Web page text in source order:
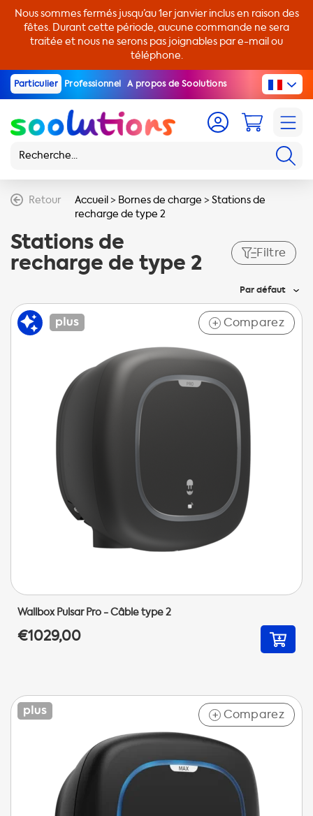
Nous sommes fermés jusqu’au 1er janvier inclus en raison des
fêtes. Durant cette période, aucune commande ne sera
traitée et nous ne serons pas joignables par e-mail ou
téléphone.
Particulier Professionnel A propos de Soolutions
Retour Accueil> Bornes de charge >Stations de
recharge de type 2
Stations de
recharge de type 2 Filtre
Par défaut
+ Comparez
Wallbox Pulsar Pro - Câble type 2
€1029,00
+ Comparez